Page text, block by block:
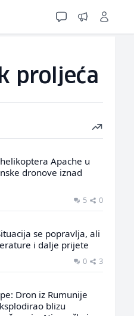
proljeća
Apache u
dronove iznad
5 0
se popravlja, ali
i dalje prijete
0 3
Dron iz Rumunije
blizu